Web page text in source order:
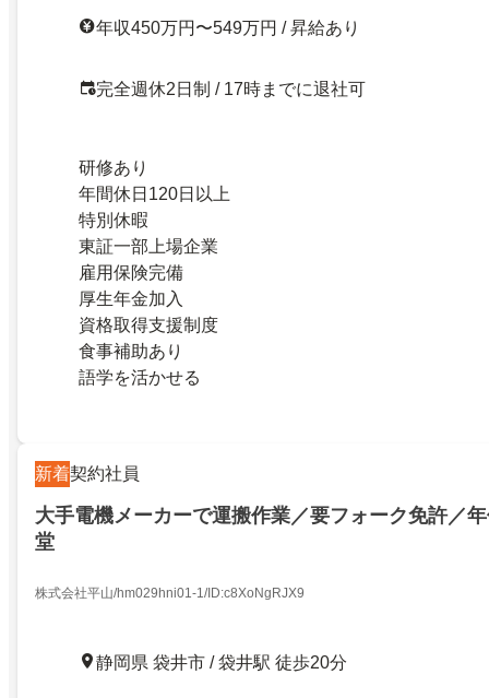
年収450万円〜549万円 / 昇給あり
完全週休2日制 / 17時までに退社可
研修あり
年間休日120日以上
特別休暇
東証一部上場企業
雇用保険完備
厚生年金加入
資格取得支援制度
食事補助あり
語学を活かせる
新着契約社員
大手電機メーカーで運搬作業／要フォーク免許／
堂
株式会社平山/hm029hni01-1/ID:c8XoNgRJX9
静岡県 袋井市 / 袋井駅 徒歩20分